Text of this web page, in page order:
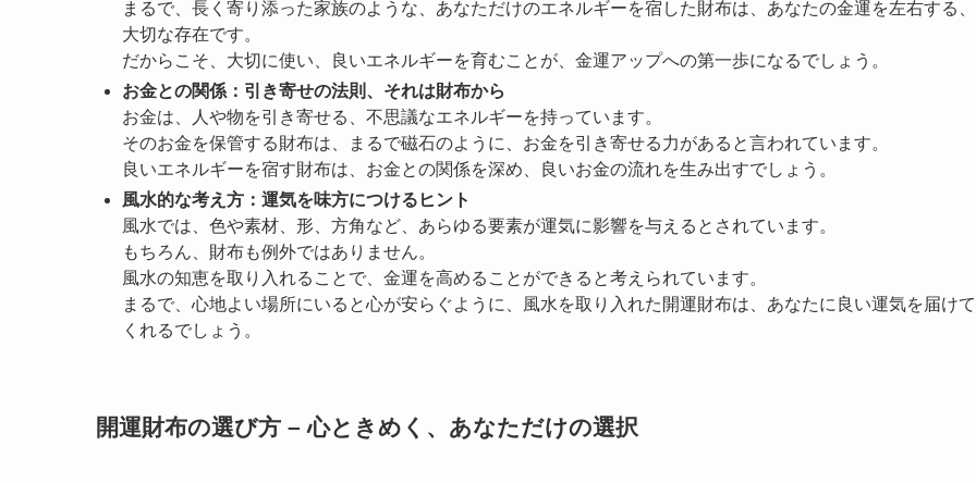
まるで、長く寄り添った家族のような、あなただけのエネルギーを宿した財布は、あなたの金運を左右する、
大切な存在です。
だからこそ、大切に使い、良いエネルギーを育むことが、金運アップへの第一歩になるでしょう。
お金との関係：引き寄せの法則、それは財布から
お金は、人や物を引き寄せる、不思議なエネルギーを持っています。
そのお金を保管する財布は、まるで磁石のように、お金を引き寄せる力があると言われています。
良いエネルギーを宿す財布は、お金との関係を深め、良いお金の流れを生み出すでしょう。
風水的な考え方：運気を味方につけるヒント
風水では、色や素材、形、方角など、あらゆる要素が運気に影響を与えるとされています。
もちろん、財布も例外ではありません。
風水の知恵を取り入れることで、金運を高めることができると考えられています。
まるで、心地よい場所にいると心が安らぐように、風水を取り入れた開運財布は、あなたに良い運気を届けて
くれるでしょう。
開運財布の選び方 – 心ときめく、あなただけの選択